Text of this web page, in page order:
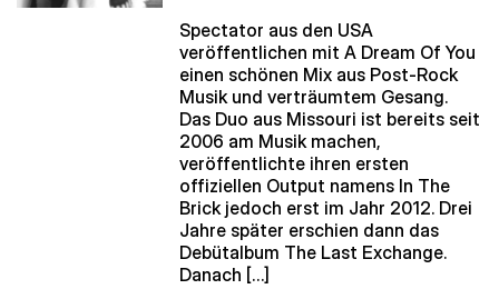
Spectator aus den USA
veröffentlichen mit A Dream Of You
einen schönen Mix aus Post-Rock
Musik und verträumtem Gesang.
Das Duo aus Missouri ist bereits seit
2006 am Musik machen,
veröffentlichte ihren ersten
offiziellen Output namens In The
Brick jedoch erst im Jahr 2012. Drei
Jahre später erschien dann das
Debütalbum The Last Exchange.
Danach […]